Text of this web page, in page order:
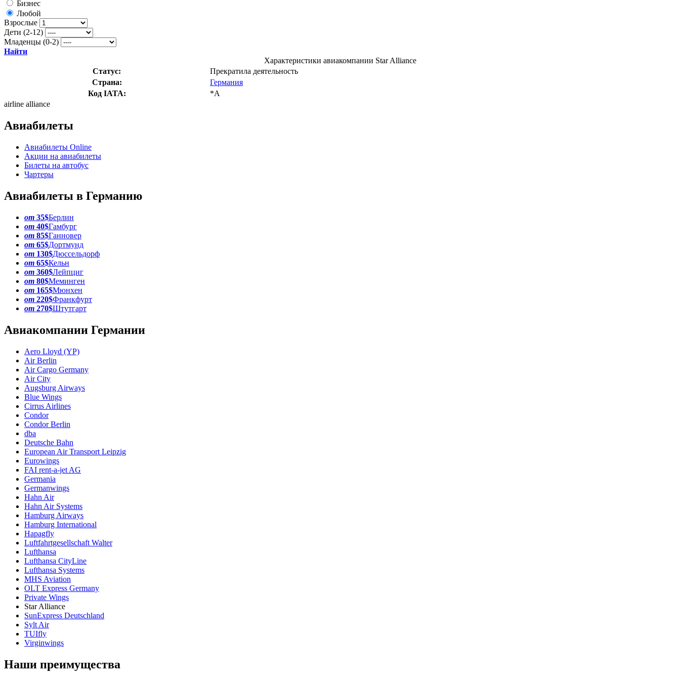
Бизнес
Любой
Взрослые
Дети (2-12)
Младенцы (0-2)
Найти
Характеристики авиакомпании Star Alliance
Статус:
Прекратила деятельность
Страна:
Германия
Код IATA:
*A
airline alliance
Авиабилеты
Авиабилеты Online
Акции на авиабилеты
Билеты на автобус
Чартеры
Авиабилеты в Германию
от 35$Берлин
от 40$Гамбург
от 85$Ганновер
от 65$Дортмунд
от 130$Дюссельдорф
от 65$Кельн
от 360$Лейпциг
от 80$Меминген
от 165$Мюнхен
от 220$Франкфурт
от 270$Штутгарт
Авиакомпании Германии
Aero Lloyd (YP)
Air Berlin
Air Cargo Germany
Air City
Augsburg Airways
Blue Wings
Cirrus Airlines
Condor
Condor Berlin
dba
Deutsche Bahn
European Air Transport Leipzig
Eurowings
FAI rent-a-jet AG
Germania
Germanwings
Hahn Air
Hahn Air Systems
Hamburg Airways
Hamburg International
Hapagfly
Luftfahrtgesellschaft Walter
Lufthansa
Lufthansa CityLine
Lufthansa Systems
MHS Aviation
OLT Express Germany
Private Wings
Star Alliance
SunExpress Deutschland
Sylt Air
TUIfly
Virginwings
Наши преимущества